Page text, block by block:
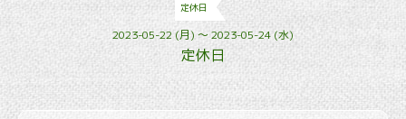
定休日
2023-05-22 (月) ～ 2023-05-24 (水)
定休日